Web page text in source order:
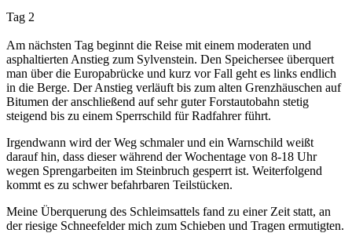
Tag 2
Am nächsten Tag beginnt die Reise mit einem moderaten und
asphaltierten Anstieg zum Sylvenstein. Den Speichersee überquert
man über die Europabrücke und kurz vor Fall geht es links endlich
in die Berge. Der Anstieg verläuft bis zum alten Grenzhäuschen auf
Bitumen der anschließend auf sehr guter Forstautobahn stetig
steigend bis zu einem Sperrschild für Radfahrer führt.
Irgendwann wird der Weg schmaler und ein Warnschild weißt
darauf hin, dass dieser während der Wochentage von 8-18 Uhr
wegen Sprengarbeiten im Steinbruch gesperrt ist. Weiterfolgend
kommt es zu schwer befahrbaren Teilstücken.
Meine Überquerung des Schleimsattels fand zu einer Zeit statt, an
der riesige Schneefelder mich zum Schieben und Tragen ermutigten.